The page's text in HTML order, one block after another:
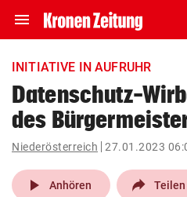
menu Navigation
ein-/ausklappen
account_circle Anmelden
pin_drop
Wien
INITIATIVE IN AUFRUHR
Datenschutz-
des
Niederösterreich 27.01.2023
play_arrow Anhören Teilen